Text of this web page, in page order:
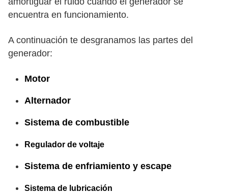
encuentra en funcionamiento.
A continuación te desgranamos las partes del
generador:
Motor
Alternador
Sistema de combustible
Regulador de voltaje
Sistema de enfriamiento y escape
Sistema de lubricación